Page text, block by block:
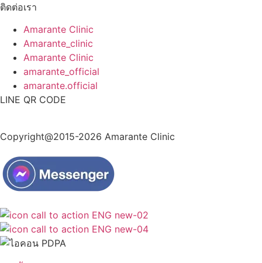
ติดต่อเรา
Amarante Clinic
Amarante_clinic
Amarante Clinic
amarante_official
amarante.official
LINE QR CODE
Copyright@2015-2026 Amarante Clinic